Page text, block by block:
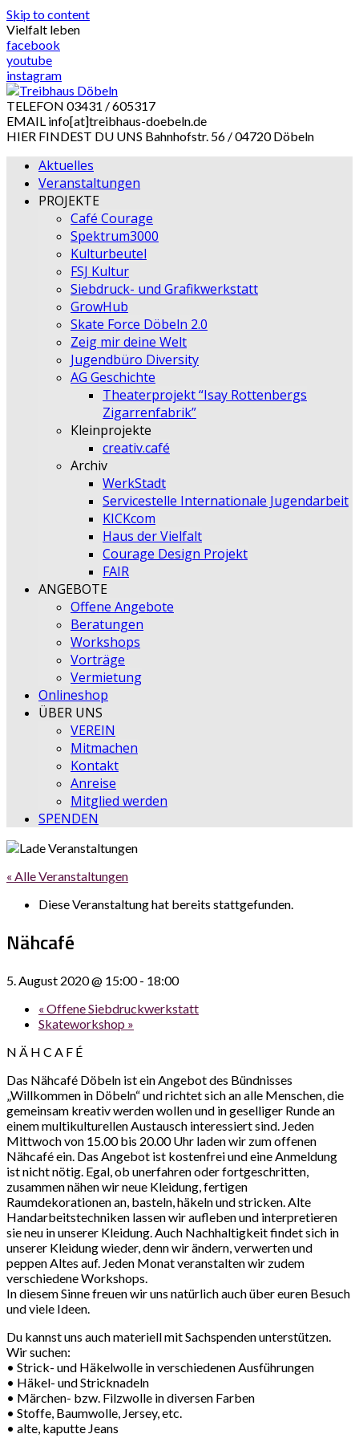
Skip to content
Vielfalt leben
facebook
youtube
instagram
TELEFON 03431 / 605317
EMAIL info[at]treibhaus-doebeln.de
HIER FINDEST DU UNS Bahnhofstr. 56 / 04720 Döbeln
Aktuelles
Veranstaltungen
PROJEKTE
Café Courage
Spektrum3000
Kulturbeutel
FSJ Kultur
Siebdruck- und Grafikwerkstatt
GrowHub
Skate Force Döbeln 2.0
Zeig mir deine Welt
Jugendbüro Diversity
AG Geschichte
Theaterprojekt “Isay Rottenbergs
Zigarrenfabrik”
Kleinprojekte
creativ.café
Archiv
WerkStadt
Servicestelle Internationale Jugendarbeit
KICKcom
Haus der Vielfalt
Courage Design Projekt
FAIR
ANGEBOTE
Offene Angebote
Beratungen
Workshops
Vorträge
Vermietung
Onlineshop
ÜBER UNS
VEREIN
Mitmachen
Kontakt
Anreise
Mitglied werden
SPENDEN
« Alle Veranstaltungen
Diese Veranstaltung hat bereits stattgefunden.
Nähcafé
5. August 2020 @ 15:00- 18:00
« Offene Siebdruckwerkstatt
Skateworkshop »
N Ä H C A F É
Das Nähcafé Döbeln ist ein Angebot des Bündnisses
„Willkommen in Döbeln“ und richtet sich an alle Menschen, die
gemeinsam kreativ werden wollen und in geselliger Runde an
einem multikulturellen Austausch interessiert sind. Jeden
Mittwoch von 15.00 bis 20.00 Uhr laden wir zum offenen
Nähcafé ein. Das Angebot ist kostenfrei und eine Anmeldung
ist nicht nötig. Egal, ob unerfahren oder fortgeschritten,
zusammen nähen wir neue Kleidung, fertigen
Raumdekorationen an, basteln, häkeln und stricken. Alte
Handarbeitstechniken lassen wir aufleben und interpretieren
sie neu in unserer Kleidung. Auch Nachhaltigkeit findet sich in
unserer Kleidung wieder, denn wir ändern, verwerten und
peppen Altes auf. Jeden Monat veranstalten wir zudem
verschiedene Workshops.
In diesem Sinne freuen wir uns natürlich auch über euren Besuch
und viele Ideen.
Du kannst uns auch materiell mit Sachspenden unterstützen.
Wir suchen:
• Strick- und Häkelwolle in verschiedenen Ausführungen
• Häkel- und Stricknadeln
• Märchen- bzw. Filzwolle in diversen Farben
• Stoffe, Baumwolle, Jersey, etc.
• alte, kaputte Jeans